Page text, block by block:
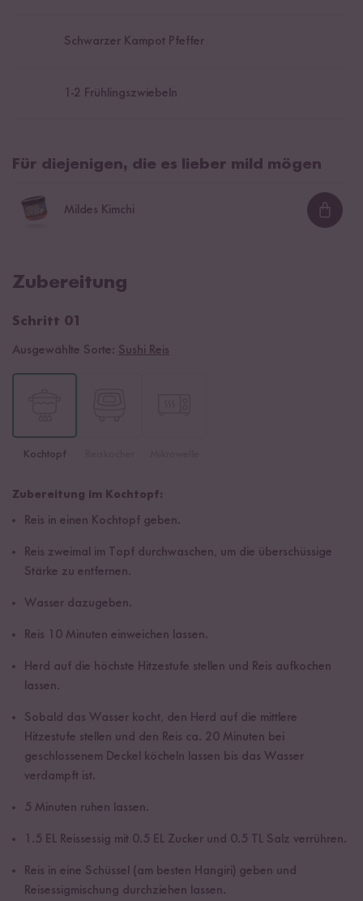
Schwarzer Kampot Pfeffer
1 -2 Frühlingszwiebeln
Für diejenigen, die es lieber mild mögen
Mildes Kimchi
Zubereitung
Schritt 01
Ausgewählte Sorte: Sushi Reis
Kochtopf
Zubereitung im Kochtopf:
Reis in einen Kochtopf geben.
Reis zweimal im Topf durchwaschen, um die überschüssige
Stärke zu entfernen.
Wasser dazugeben.
Reis 10 Minuten einweichen lassen.
Herd auf die höchste Hitzestufe stellen und Reis aufkochen
lassen.
Sobald das Wasser kocht, den Herd auf die mittlere
Hitzestufe stellen und den Reis ca. 20 Minuten bei
geschlossenem Deckel köcheln lassen bis das Wasser
verdampft ist.
5 Minuten ruhen lassen.
1.5 EL Reissessig mit 0.5 EL Zucker und 0.5 TL Salz verrühren.
Reis in eine Schüssel (am besten Hangiri) geben und
Reisessigmischung durchziehen lassen.